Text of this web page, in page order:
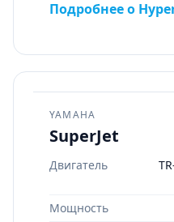
Подробнее о
YAMAHA
SuperJet
Двигатель
Мощность